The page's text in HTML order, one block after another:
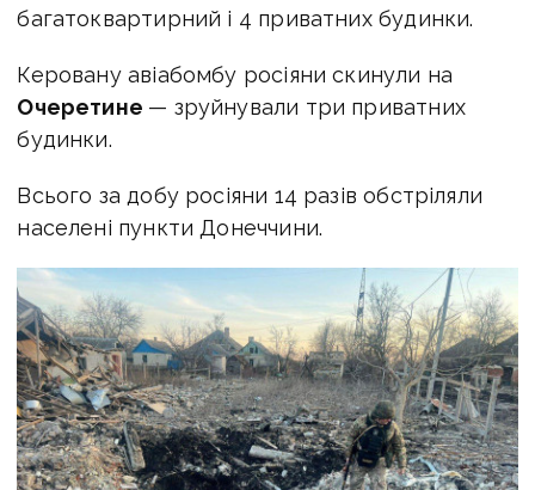
багатоквартирний і 4 приватних будинки.
Керовану авіабомбу росіяни скинули на
Очеретине — зруйнували три приватних
будинки.
Всього за добу росіяни 14 разів обстріляли
населені пункти Донеччини.